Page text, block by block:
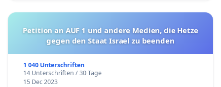
Petition an AUF 1 und andere Medien, die Hetze
gegen den Staat Israel zu beenden
1 040 Unterschriften
14 Unterschriften / 30 Tage
15 Dec 2023